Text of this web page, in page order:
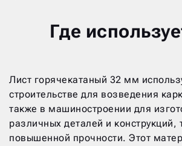
Где
Лист горячекатаный 32 мм
строительстве для возведения
также в машиностроении для
различных деталей и
повышенной прочности. Этот